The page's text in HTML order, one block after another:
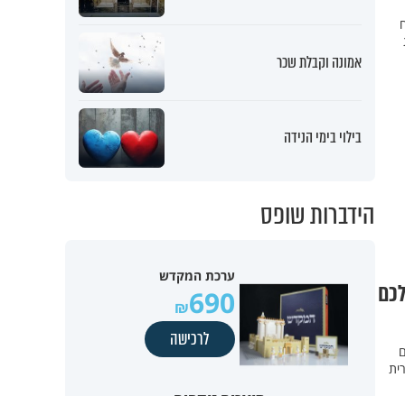
אמונה וקבלת שכר
בילוי בימי הנידה
הידברות שופס
ערכת המקדש
690
לרכישה